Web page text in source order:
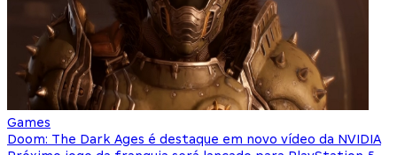
Games
Doom: The Dark Ages é destaque em novo vídeo da NVIDIA